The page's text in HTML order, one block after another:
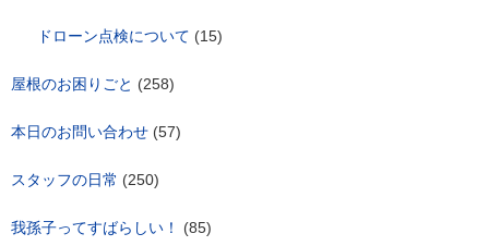
ドローン点検について (15)
屋根のお困りごと (258)
本日のお問い合わせ (57)
スタッフの日常 (250)
我孫子ってすばらしい！ (85)